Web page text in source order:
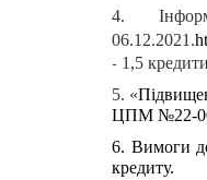
4.
06.12.2021.
- 1,5
5. «
ЦПМ №22-
6. Вимоги
кредиту.